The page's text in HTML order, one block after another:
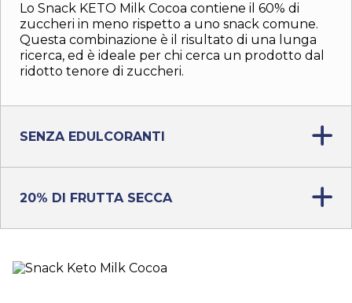
Lo Snack KETO Milk Cocoa contiene il 60% di
zuccheri in meno rispetto a uno snack comune.
Questa combinazione è il risultato di una lunga
ricerca, ed è ideale per chi cerca un prodotto dal
ridotto tenore di zuccheri.
SENZA EDULCORANTI
20% DI FRUTTA SECCA